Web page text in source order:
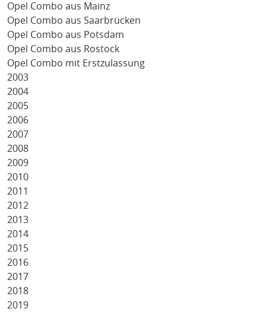
Opel Combo aus Mainz
Opel Combo aus Saarbrücken
Opel Combo aus Potsdam
Opel Combo aus Rostock
Opel Combo mit Erstzulassung
2003
2004
2005
2006
2007
2008
2009
2010
2011
2012
2013
2014
2015
2016
2017
2018
2019